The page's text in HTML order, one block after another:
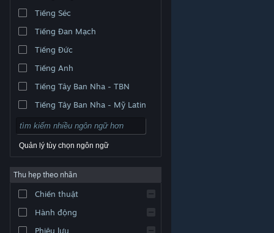
thương hiệu là tài sản của chủ sở hữu tương ứng tại
Pháp lý
Hỗ trợ tiếp cận
ký Steam
|Hoàn tiền|
Tiếng Séc
Tiếng Đan Mạch
Tiếng Đức
Tiếng Anh
Tiếng Tây Ban Nha - TBN
Tiếng Tây Ban Nha - Mỹ Latin
Quản lý tùy chọn ngôn ngữ
Thu hẹp theo nhãn
Chiến thuật
Hành động
Phiêu lưu